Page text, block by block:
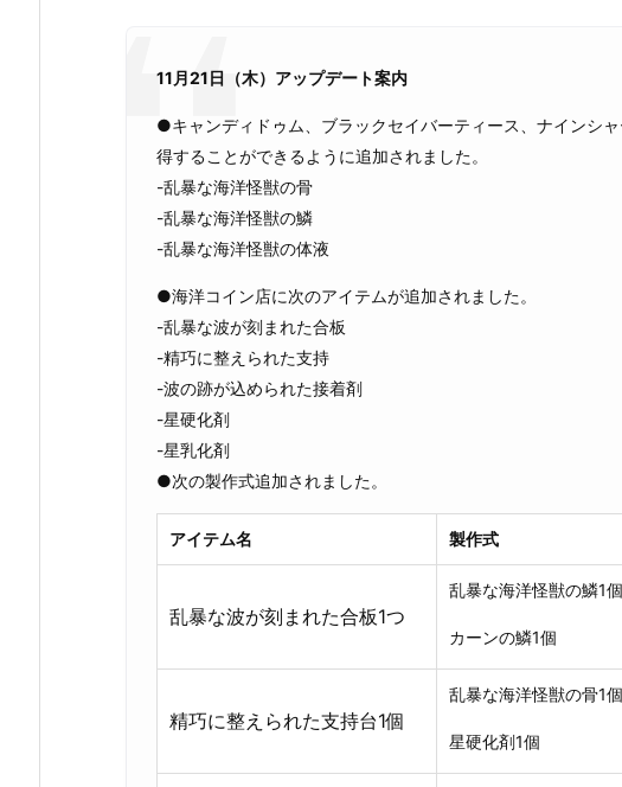
11月21日（木）アップデート案内
●キャンディドゥム、ブラックセイバーティース、ナインシ
得することができるように追加されました。
-乱暴な海洋怪獣の骨
-乱暴な海洋怪獣の鱗
-乱暴な海洋怪獣の体液
●海洋コイン店に次のアイテムが追加されました。
-乱暴な波が刻まれた合板
-精巧に整えられた支持
-波の跡が込められた接着剤
-星硬化剤
-星乳化剤
●次の製作式追加されました。
アイテム名 製作式
乱暴な波が刻まれた合板1つ
乱暴な海洋怪獣の鱗1個
カーンの鱗1個
精巧に整えられた支持台1個
乱暴な海洋怪獣の骨1個
星硬化剤1個